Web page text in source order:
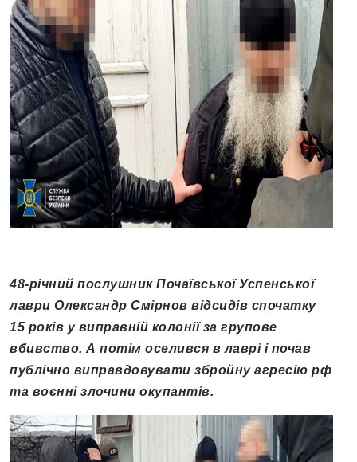
48-річний послушник Почаївської Успенської
лаври Олександр Смірнов відсидів спочатку
15 років у виправній колонії за групове
вбивство. А потім оселився в лаврі і почав
публічно виправдовувати збройну агресію рф
та воєнні злочини окупантів.